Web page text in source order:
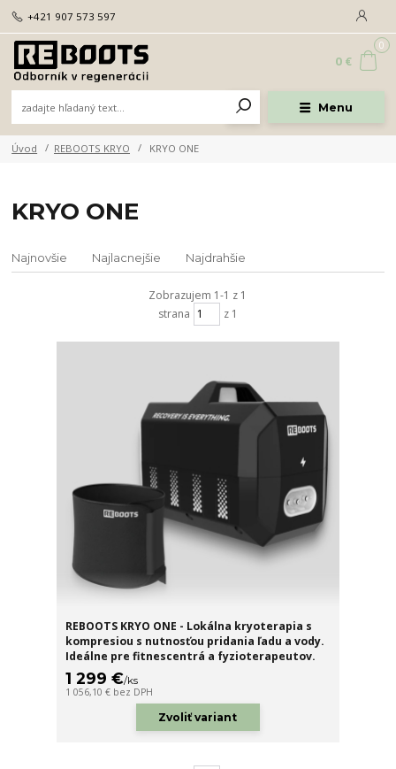
Menu
+421 907 573 597
0
0 €
Úvod REBOOTS KRYO KRYO ONE
KRYO ONE
Najnovšie Najlacnejšie Najdrahšie
Zobrazujem 1-1 z 1
strana
z 1
REBOOTS KRYO ONE - Lokálna kryoterapia s
kompresiou s nutnosťou pridania ľadu a vody.
Ideálne pre fitnescentrá a fyzioterapeutov.
1 299 €/ks
1 056,10 € bez DPH
Zvoliť variant